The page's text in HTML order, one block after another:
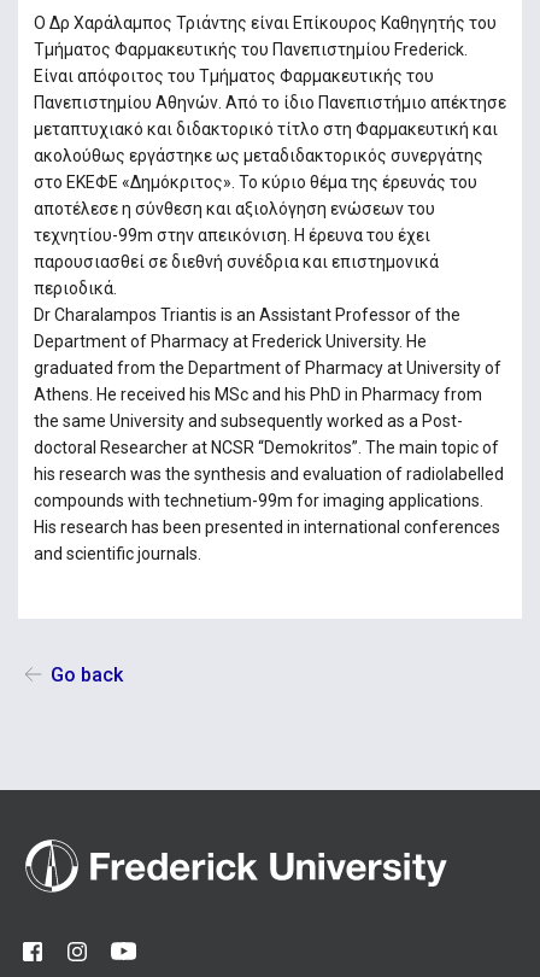
Ο Δρ Χαράλαμπος Τριάντης είναι Επίκουρος Καθηγητής του
Τμήματος Φαρμακευτικής του Πανεπιστημίου Frederick.
Είναι απόφοιτος του Τμήματος Φαρμακευτικής του
Πανεπιστημίου Αθηνών. Από το ίδιο Πανεπιστήμιο απέκτησε
μεταπτυχιακό και διδακτορικό τίτλο στη Φαρμακευτική και
ακολούθως εργάστηκε ως μεταδιδακτορικός συνεργάτης
στο ΕΚΕΦΕ «Δημόκριτος». Το κύριο θέμα της έρευνάς του
αποτέλεσε η σύνθεση και αξιολόγηση ενώσεων του
τεχνητίου-99m στην απεικόνιση. Η έρευνα του έχει
παρουσιασθεί σε διεθνή συνέδρια και επιστημονικά
περιοδικά.
Dr Charalampos Triantis is an Assistant Professor of the
Department of Pharmacy at Frederick University. He
graduated from the Department of Pharmacy at University of
Athens. He received his MSc and his PhD in Pharmacy from
the same University and subsequently worked as a Post-
doctoral Researcher at NCSR “Demokritos”. The main topic of
his research was the synthesis and evaluation of radiolabelled
compounds with technetium-99m for imaging applications.
His research has been presented in international conferences
and scientific journals.
Go back